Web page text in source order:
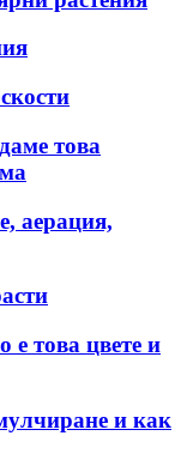
това
аерация,
това цвете и
и как